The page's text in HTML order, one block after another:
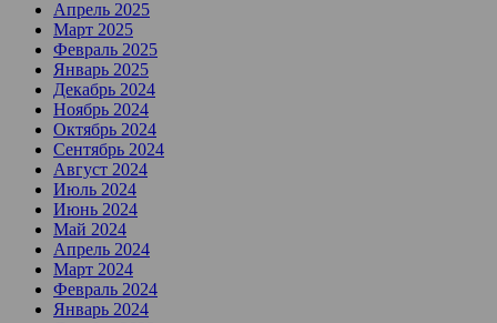
Апрель 2025
Март 2025
Февраль 2025
Январь 2025
Декабрь 2024
Ноябрь 2024
Октябрь 2024
Сентябрь 2024
Август 2024
Июль 2024
Июнь 2024
Май 2024
Апрель 2024
Март 2024
Февраль 2024
Январь 2024